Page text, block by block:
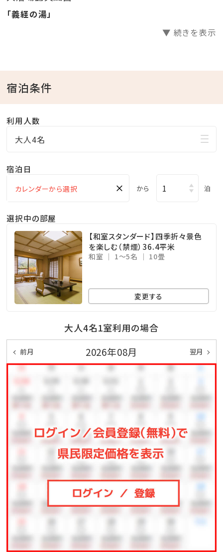
「義経の湯」
▼ 続きを表示
宿泊条件
利用人数
大人4名
宿泊日
× から 泊
選択中の部屋
【和室スタンダード】四季折々景色
を楽しむ（禁煙）36.4平米
和室 1～5名 10畳
変更する
大人4名1室利用の場合
前月 2026年08月 翌月